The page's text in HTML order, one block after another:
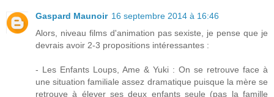
Gaspard Maunoir 16 septembre 2014 à 16:46
Alors, niveau films d'animation pas sexiste, je pense que je
devrais avoir 2-3 propositions intéressantes :
- Les Enfants Loups, Ame & Yuki : On se retrouve face à
une situation familiale assez dramatique puisque la mère se
retrouve à élever ses deux enfants seule (pas la famille